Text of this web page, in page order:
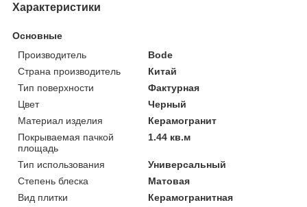
Характеристики
Основные
Производитель
Bode
Страна производитель
Китай
Тип поверхности
Фактурная
Цвет
Черный
Материал изделия
Керамогранит
Покрываемая пачкой
площадь
1.44 кв.м
Тип использования
Универсальный
Степень блеска
Матовая
Вид плитки
Керамогранитная